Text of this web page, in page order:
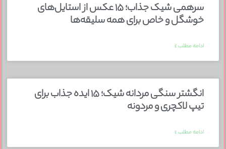
سرهمی شیک جذاب؛ ۱۵ عکس از استایل‌های
خوشگل و خاص برای همه سلیقه‌ها
ادامه مطلب »
انگشتر سنگی مردانه شیک؛ ۱۵ ایده جذاب برای
تیپ لاکچری و مردونه
ادامه مطلب »